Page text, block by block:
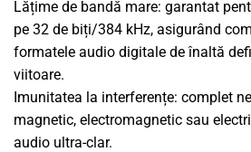
Lățime de bandă mare: garantat
pe 32 de biți/384 kHz, asigurând
formatele audio digitale de înaltă
viitoare.
Imunitatea la interferențe: complet
magnetic, electromagnetic sau
audio ultra-clar.